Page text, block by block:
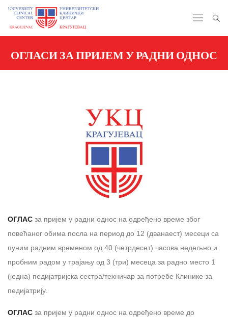
ОГЛАСИ ЗА ПРИЈЕМ У РАДНИ ОДНОС
ОГЛАС за пријем у радни однос на одређено време због
повећаног обима посла на период до 12 (дванаест) месеци са
пуним радним временом од 40 (четрдесет) часова недељно и
пробним радом у трајању од 3 (три) месеца за радно место 1
(једна) педијатријска сестра/техничар за потребе Клинике за
педијатрију.
ОГЛАС за пријем у радни однос на одређено време до